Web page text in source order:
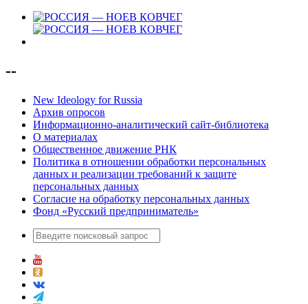
--
New Ideology for Russia
Архив опросов
Информационно-аналитический сайт-библиотека
О материалах
Общественное движение РНК
Политика в отношении обработки персональных
данных и реализации требований к защите
персональных данных
Согласие на обработку персональных данных
Фонд «Русский предприниматель»